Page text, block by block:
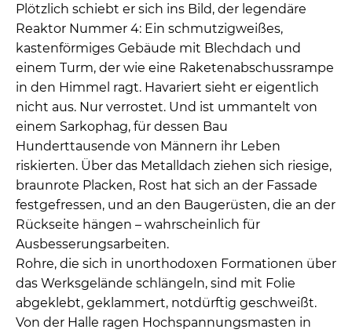
Plötzlich schiebt er sich ins Bild, der legendäre
Reaktor Nummer 4: Ein schmutzigweißes,
kastenförmiges Gebäude mit Blechdach und
einem Turm, der wie eine Raketenabschussrampe
in den Himmel ragt. Havariert sieht er eigentlich
nicht aus. Nur verrostet. Und ist ummantelt von
einem Sarkophag, für dessen Bau
Hunderttausende von Männern ihr Leben
riskierten. Über das Metalldach ziehen sich riesige,
braunrote Placken, Rost hat sich an der Fassade
festgefressen, und an den Baugerüsten, die an der
Rückseite hängen – wahrscheinlich für
Ausbesserungsarbeiten.
Rohre, die sich in unorthodoxen Formationen über
das Werksgelände schlängeln, sind mit Folie
abgeklebt, geklammert, notdürftig geschweißt.
Von der Halle ragen Hochspannungsmasten in